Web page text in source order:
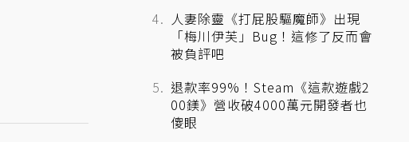
人妻除靈《打屁股驅魔師》出現
「梅川伊芙」Bug！這修了反而會
被負評吧
退款率99%！Steam《這款遊戲2
00鎂》營收破4000萬元開發者也
傻眼